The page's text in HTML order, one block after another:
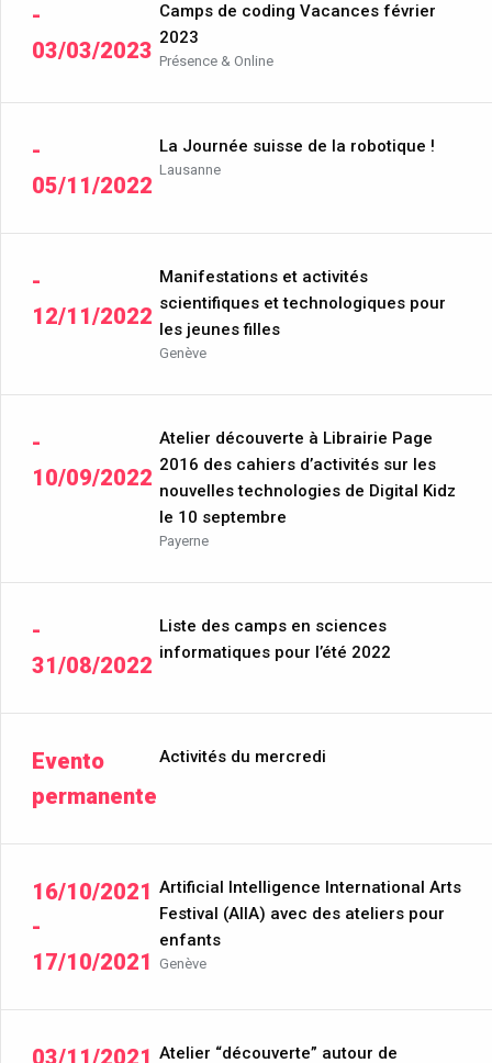
-
03/03/2023
Camps de coding Vacances février
2023
Présence & Online
-
05/11/2022
La Journée suisse de la robotique !
Lausanne
-
12/11/2022
Manifestations et activités
scientifiques et technologiques pour
les jeunes filles
Genève
-
10/09/2022
Atelier découverte à Librairie Page
2016 des cahiers d’activités sur les
nouvelles technologies de Digital Kidz
le 10 septembre
Payerne
-
31/08/2022
Liste des camps en sciences
informatiques pour l’été 2022
Evento
permanente
Activités du mercredi
16/10/2021
-
17/10/2021
Artificial Intelligence International Arts
Festival (AIIA) avec des ateliers pour
enfants
Genève
03/11/2021 Atelier “découverte” autour de